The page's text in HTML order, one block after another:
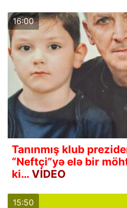
16:00
Tanınmış klub
“Neftçi”yə elə bir
ki… VİDEO
15:50